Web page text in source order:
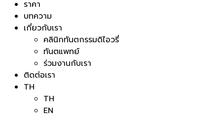
ราคา
บทความ
เกี่ยวกับเรา
คลินิกทันตกรรมดิไอวรี่
ทันตแพทย์
ร่วมงานกับเรา
ติดต่อเรา
TH
TH
EN